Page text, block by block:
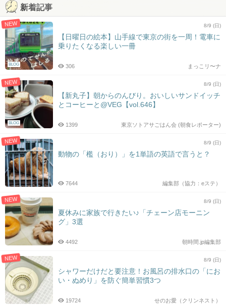
新着記事
NEW
BLOG
8/9 (日)
【日曜日の絵本】山手線で東京の街を一周！電車に
乗りたくなる楽しい一冊
まっこリ〜ナ
306
NEW
BLOG
8/9 (日)
【新丸子】朝からのんびり。おいしいサンドイッチ
とコーヒーと@VEG【vol.646】
東京ソトアサごはん会 (朝食レポーター)
1399
NEW 8/9 (日)
動物の「檻（おり）」を1単語の英語で言うと？
編集部（協力：eステ）
7644
NEW 8/9 (日)
夏休みに家族で行きたい♪「チェーン店モーニン
グ」3選
朝時間.jp編集部
4492
NEW 8/9 (日)
シャワーだけだと要注意！お風呂の排水口の「にお
い・ぬめり」を防ぐ簡単習慣3つ
せのお愛（クリンネスト）
19724